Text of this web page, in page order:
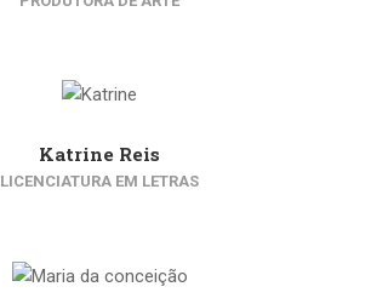
Katrine Reis
LICENCIATURA EM LETRAS